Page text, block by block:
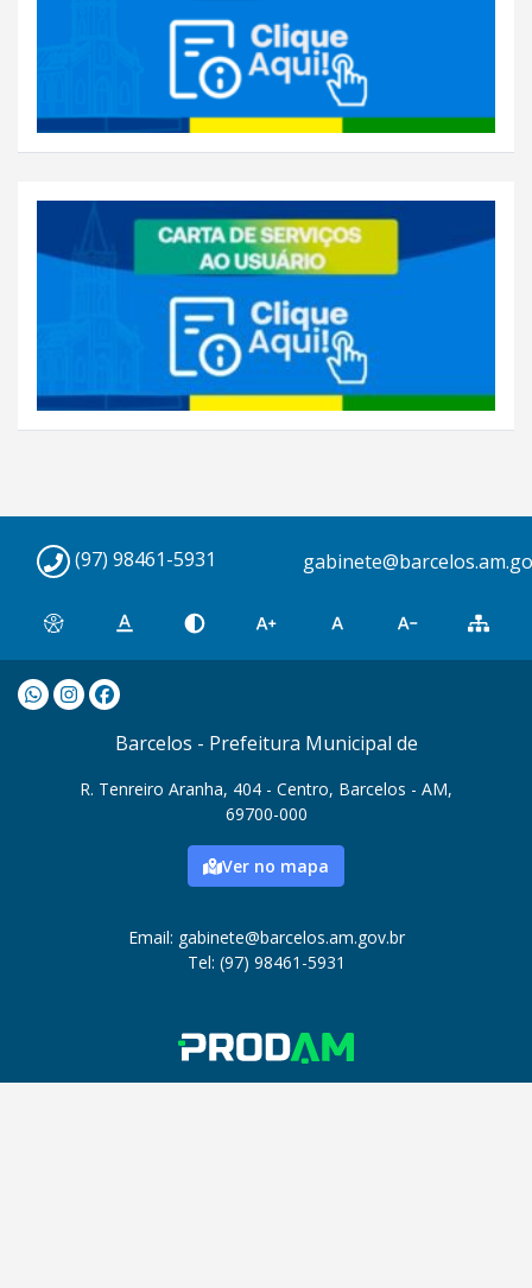
(97) 98461-5931
Barcelos - Prefeitura Municipal de
R. Tenreiro Aranha, 404 - Centro, Barcelos - AM,
69700-000
Ver no mapa
Email: gabinete@barcelos.am.gov.br
Tel: (97) 98461-5931